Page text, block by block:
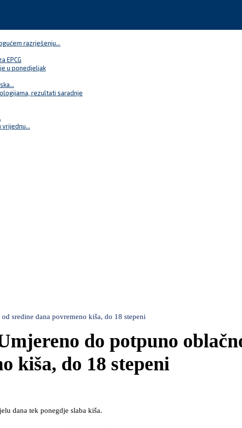
razrješenju...
EPCG
u ponedjeljak
rezultati saradnje
sredine dana povremeno kiša, do 18 stepeni
do potpuno
kiša, do 18 stepeni
dana tek ponegdje slaba kiša.